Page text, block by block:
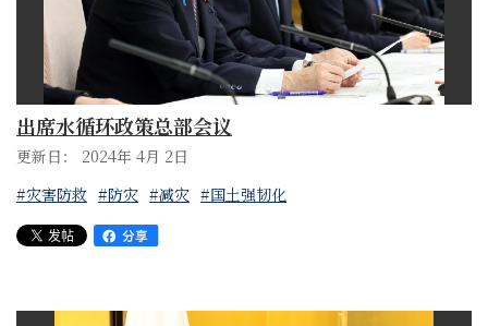
出席水循环政策总部会议
更新日： 2024年 4月 2日
#灾害防救 #防灾 #减灾 #国土强韧化